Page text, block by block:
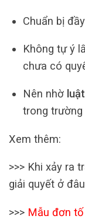
Chuẩn bị
Không tự ý
chưa có
Nên nhờ
trong trường
Xem thêm:
>>> Khi xảy ra
giải quyết ở
>>> Mẫu đơn